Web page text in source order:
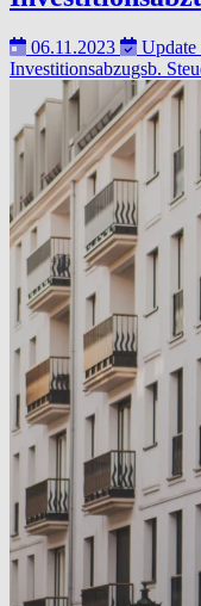
06.11.2023
Investitionsabzugsb.